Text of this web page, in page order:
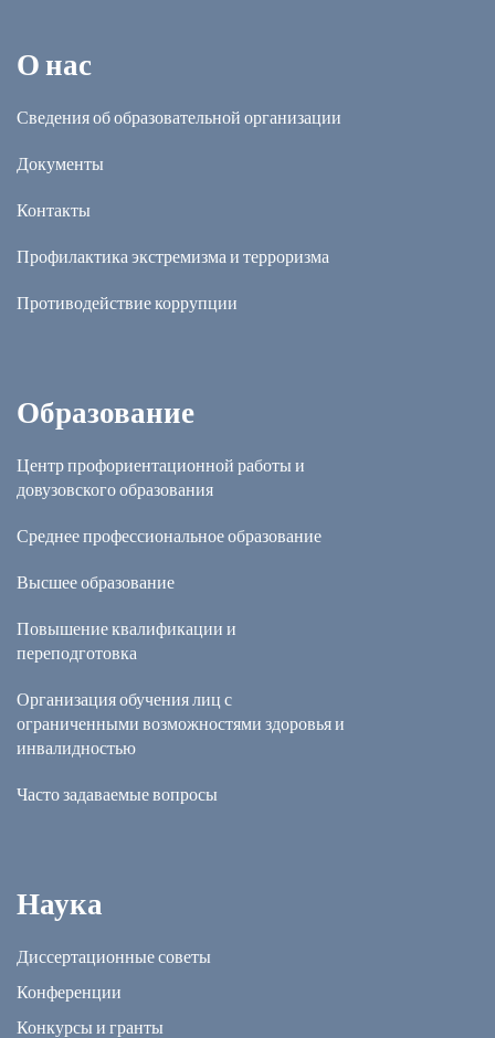
О нас
Сведения об образовательной организации
Документы
Контакты
Профилактика экстремизма и терроризма
Противодействие коррупции
Образование
Центр профориентационной работы и
довузовского образования
Среднее профессиональное образование
Высшее образование
Повышение квалификации и
переподготовка
Организация обучения лиц с
ограниченными возможностями здоровья и
инвалидностью
Часто задаваемые вопросы
Наука
Диссертационные советы
Конференции
Конкурсы и гранты